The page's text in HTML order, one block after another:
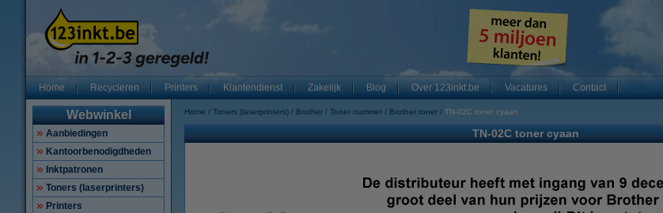
Home Recycleren Printers Klantendienst Zakelijk Blog Over 123inkt.be Vacatures Contact
Webwinkel
Aanbiedingen
Kantoorbenodigdheden
Inktpatronen
Toners (laserprinters)
Printers
Home Toners (laserprinters) Brother Toner nummer Brother toner TN-02C toner cyaan
TN-02C toner cyaan